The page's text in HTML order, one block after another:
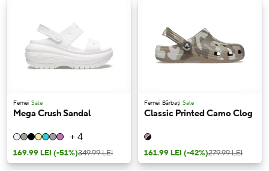
Femei Sale
Mega Crush Sandal
+ 4
169.99 LEI (-51%)349.99 LEI
Femei Bărbați Sale
Classic Printed Camo Clog
161.99 LEI (-42%)279.99 LEI